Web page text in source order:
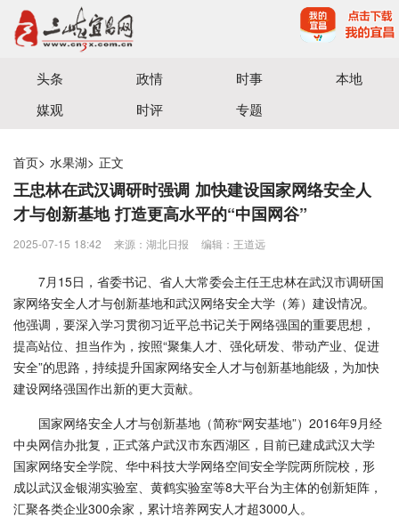
宜昌三峡融媒体中心主办
头条 政情 时事
本地
媒观
时评 专题
首页> 水果湖> 正文
王忠林在武汉调研时强调 加快建设国家网络安全人
才与创新基地 打造更高水平的“中国网谷”
2025-07-15 18:42 来源：湖北日报 编辑：王道远
7月15日，省委书记、省人大常委会主任王忠林在武汉市调研国
家网络安全人才与创新基地和武汉网络安全大学（筹）建设情况。
他强调，要深入学习贯彻习近平总书记关于网络强国的重要思想，
提高站位、担当作为，按照“聚集人才、强化研发、带动产业、促进
安全”的思路，持续提升国家网络安全人才与创新基地能级，为加快
建设网络强国作出新的更大贡献。
国家网络安全人才与创新基地（简称“网安基地”）2016年9月经
中央网信办批复，正式落户武汉市东西湖区，目前已建成武汉大学
国家网络安全学院、华中科技大学网络空间安全学院两所院校，形
成以武汉金银湖实验室、黄鹤实验室等8大平台为主体的创新矩阵，
汇聚各类企业300余家，累计培养网安人才超3000人。